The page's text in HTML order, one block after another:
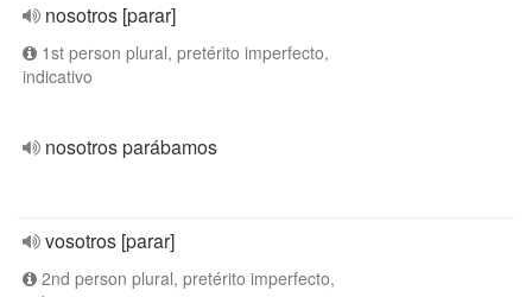
nosotros [parar]
1st person plural, pretérito imperfecto,
indicativo
nosotros parábamos
vosotros [parar]
2nd person plural, pretérito imperfecto,